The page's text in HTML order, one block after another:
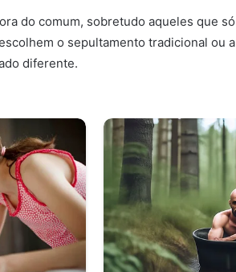
do comum, sobretudo aqueles que
o sepultamento tradicional ou
diferente.